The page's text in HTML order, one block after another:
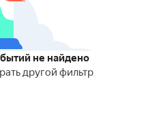
не найдено
другой фильтр